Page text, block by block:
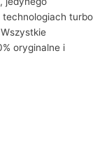
technologiach turbo
oryginalne i